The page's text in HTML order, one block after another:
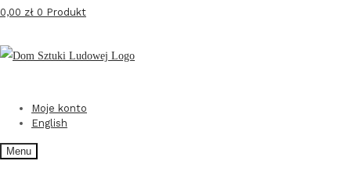
0,00 zł 0 Produkt
Przejdź
Przejdź
Moje konto
English
Menu